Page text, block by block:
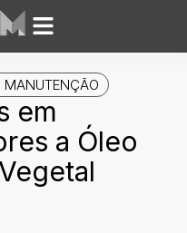
MANUTENÇÃO
em
a Óleo